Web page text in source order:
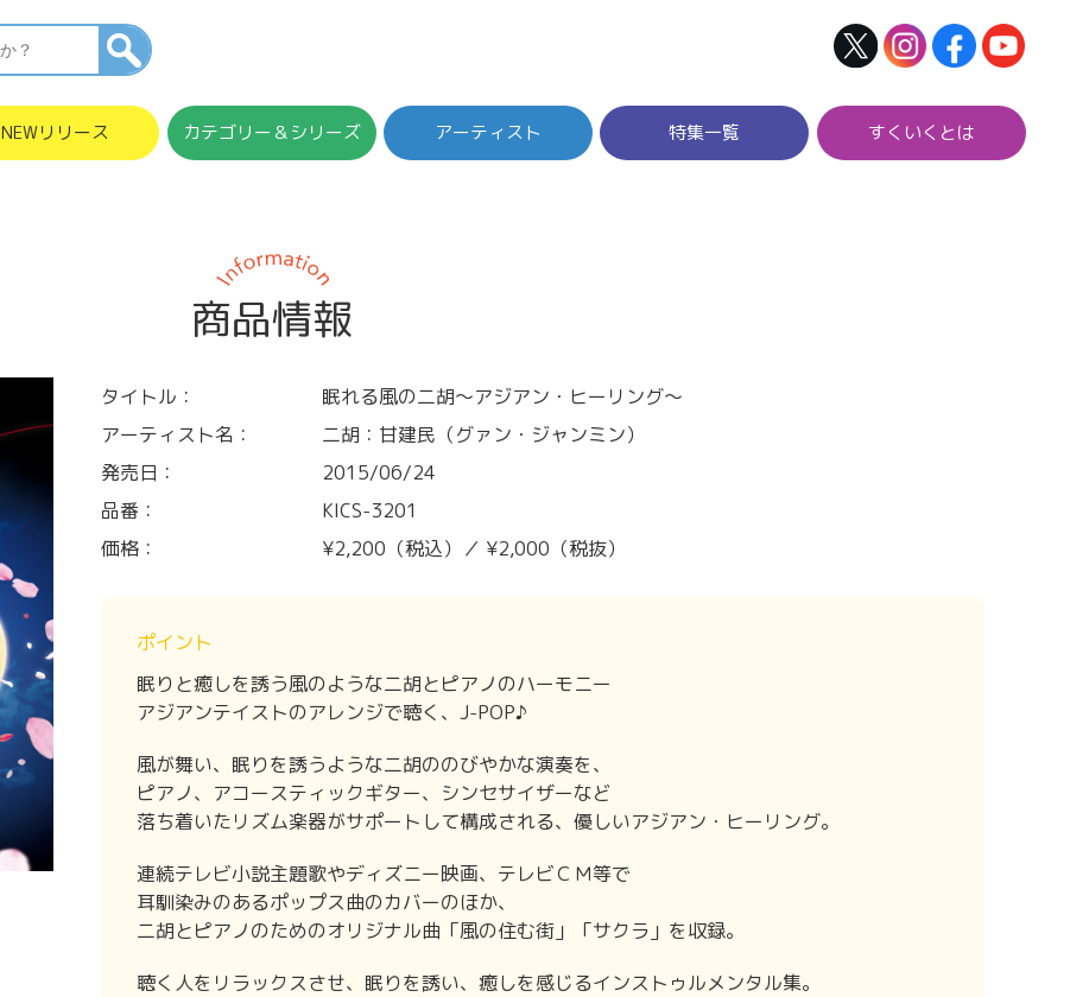
NEWリリース カテゴリー＆シリーズ アーティスト 特集一覧 すくいくとは
商品情報
タイトル：
眠れる風の二胡～アジアン・ヒーリング～
アーティスト名：
二胡：甘建民（グァン・ジャンミン）
発売日：
2015/06/24
品番：
KICS-3201
価格：
¥2,200（税込）／ ¥2,000（税抜）
ポイント
眠りと癒しを誘う風のような二胡とピアノのハーモニー
アジアンテイストのアレンジで聴く、J-POP♪
風が舞い、眠りを誘うような二胡ののびやかな演奏を、
ピアノ、アコースティックギター、シンセサイザーなど
落ち着いたリズム楽器がサポートして構成される、優しいアジアン・ヒーリング。
連続テレビ小説主題歌やディズニー映画、テレビＣＭ等で
耳馴染みのあるポップス曲のカバーのほか、
二胡とピアノのためのオリジナル曲「風の住む街」「サクラ」を収録。
聴く人をリラックスさせ、眠りを誘い、癒しを感じるインストゥルメンタル集。